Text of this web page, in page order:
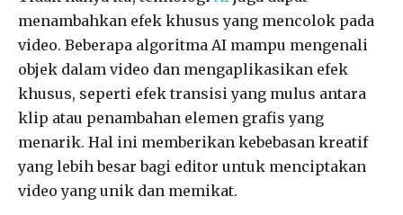
menambahkan efek khusus yang mencolok pada
video. Beberapa algoritma AI mampu mengenali
objek dalam video dan mengaplikasikan efek
khusus, seperti efek transisi yang mulus antara
klip atau penambahan elemen grafis yang
menarik. Hal ini memberikan kebebasan kreatif
yang lebih besar bagi editor untuk menciptakan
video yang unik dan memikat.